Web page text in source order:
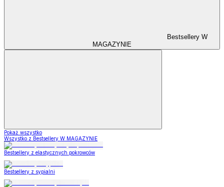
Bestsellery W
MAGAZYNIE
Pokaż wszystko
Wszystko z Bestsellery W MAGAZYNIE
Bestsellery z elastycznych pokrowców
Bestsellery z sypialni